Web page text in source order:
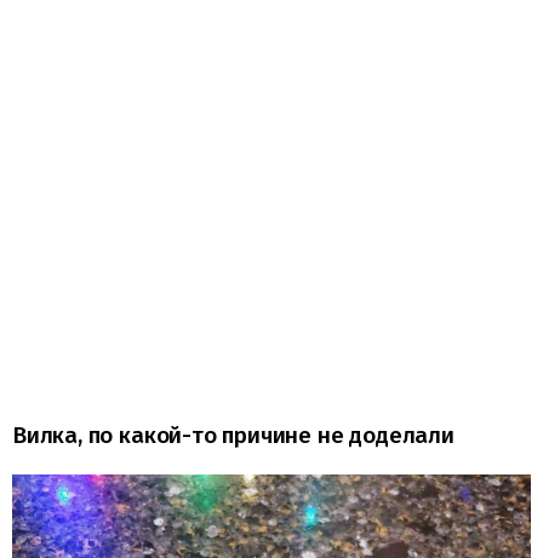
Вилка, по какой-то причине не доделали